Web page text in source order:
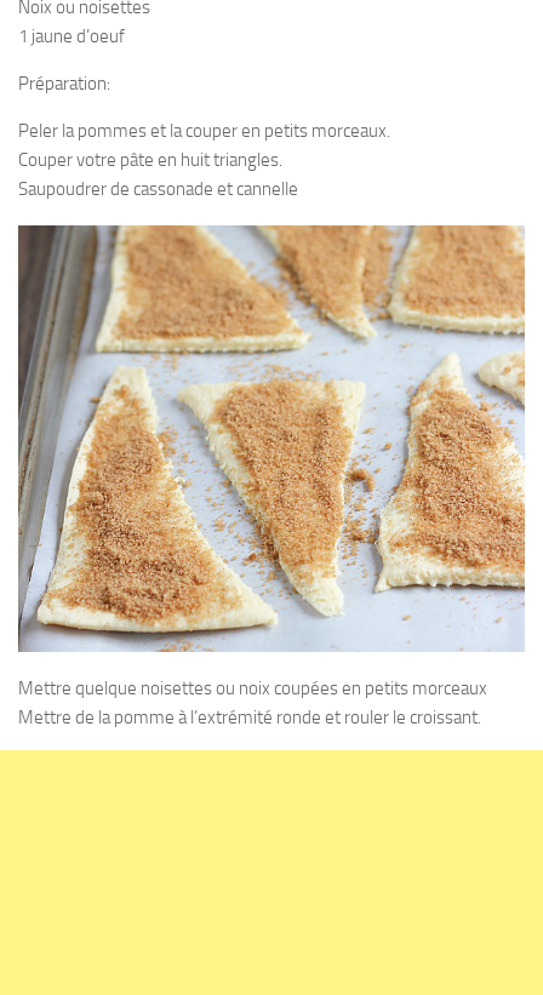
Noix ou noisettes
1 jaune d’oeuf
Préparation:
Peler la pommes et la couper en petits morceaux.
Couper votre pâte en huit triangles.
Saupoudrer de cassonade et cannelle
Mettre quelque noisettes ou noix coupées en petits morceaux
Mettre de la pomme à l’extrémité ronde et rouler le croissant.